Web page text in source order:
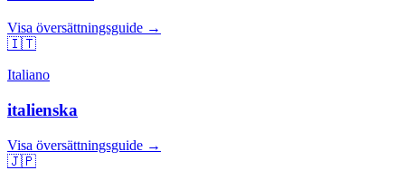
Visa översättningsguide →
🇮🇹
Italiano
italienska
Visa översättningsguide →
🇯🇵